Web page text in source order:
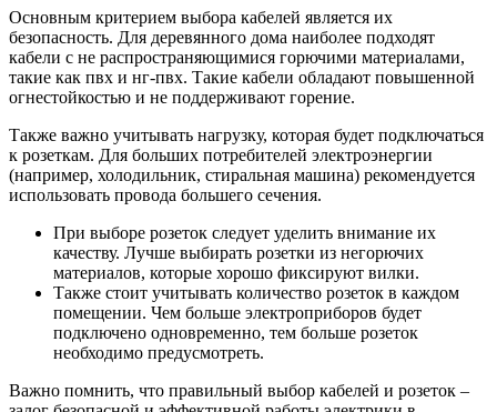
Основным критерием выбора кабелей является их
безопасность. Для деревянного дома наиболее подходят
кабели с не распространяющимися горючими материалами,
такие как пвх и нг-пвх. Такие кабели обладают повышенной
огнестойкостью и не поддерживают горение.
Также важно учитывать нагрузку, которая будет подключаться
к розеткам. Для больших потребителей электроэнергии
(например, холодильник, стиральная машина) рекомендуется
использовать провода большего сечения.
При выборе розеток следует уделить внимание их
качеству. Лучше выбирать розетки из негорючих
материалов, которые хорошо фиксируют вилки.
Также стоит учитывать количество розеток в каждом
помещении. Чем больше электроприборов будет
подключено одновременно, тем больше розеток
необходимо предусмотреть.
Важно помнить, что правильный выбор кабелей и розеток –